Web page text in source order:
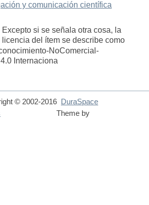
y comunicación científica
Excepto si se señala otra cosa, la
licencia del ítem se describe como
NoComercial-
Internaciona
© 2002-2016
DuraSpace
Theme by